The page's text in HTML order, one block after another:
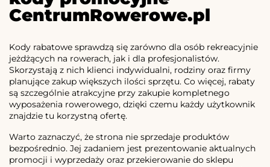
CentrumRowerowe.pl
Kody rabatowe sprawdzą się zarówno dla osób rekreacyjnie
jeżdżących na rowerach, jak i dla profesjonalistów.
Skorzystają z nich klienci indywidualni, rodziny oraz firmy
planujące zakup większych ilości sprzętu. Co więcej, rabaty
są szczególnie atrakcyjne przy zakupie kompletnego
wyposażenia rowerowego, dzięki czemu każdy użytkownik
znajdzie tu korzystną ofertę.
Warto zaznaczyć, że strona nie sprzedaje produktów
bezpośrednio. Jej zadaniem jest prezentowanie aktualnych
promocji i wyprzedaży oraz przekierowanie do sklepu